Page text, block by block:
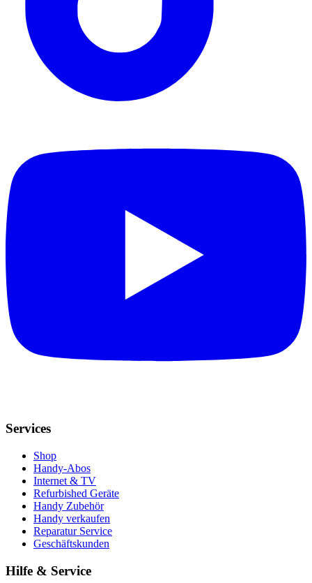
Services
Shop
Handy-Abos
Internet & TV
Refurbished Geräte
Handy Zubehör
Handy verkaufen
Reparatur Service
Geschäftskunden
Hilfe & Service